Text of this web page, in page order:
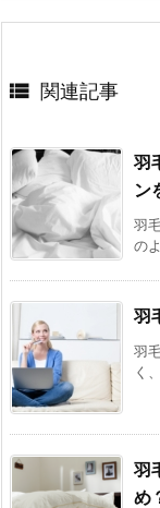
 関連記事
羽
ン
羽
の
羽
羽
く
羽
め